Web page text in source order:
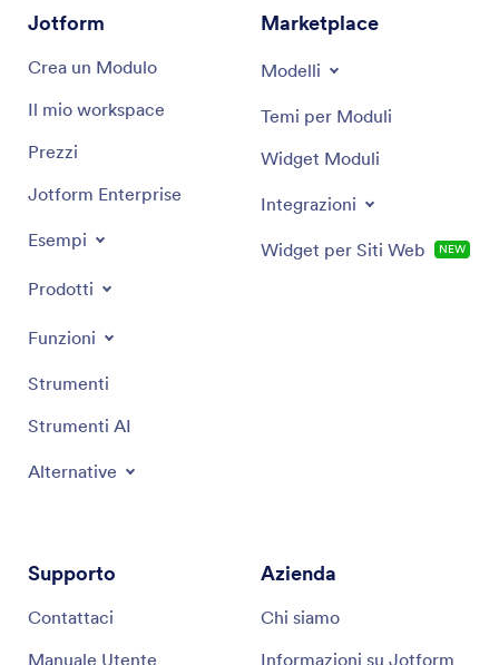
Jotform
Crea un Modulo
Il mio workspace
Prezzi
Jotform Enterprise
Esempi
Prodotti
Funzioni
Strumenti
Strumenti AI
Alternative
Marketplace
Modelli
Temi per Moduli
Widget Moduli
Integrazioni
Widget per Siti Web NEW
Supporto
Contattaci
Manuale Utente
Azienda
Chi siamo
Informazioni su Jotform